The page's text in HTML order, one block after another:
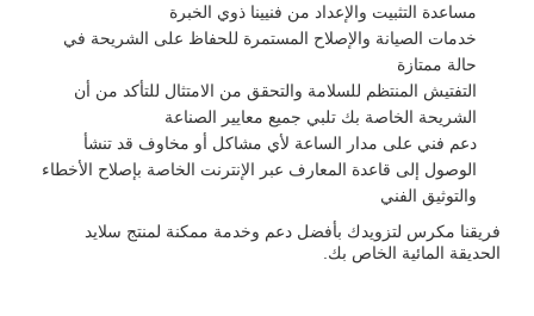
مساعدة التثبيت والإعداد من فنيينا ذوي الخبرة
خدمات الصيانة والإصلاح المستمرة للحفاظ على الشريحة في
حالة ممتازة
التفتيش المنتظم للسلامة والتحقق من الامتثال للتأكد من أن
الشريحة الخاصة بك تلبي جميع معايير الصناعة
دعم فني على مدار الساعة لأي مشاكل أو مخاوف قد تنشأ
الوصول إلى قاعدة المعارف عبر الإنترنت الخاصة بإصلاح الأخطاء
والتوثيق الفني
فريقنا مكرس لتزويدك بأفضل دعم وخدمة ممكنة لمنتج سلايد
الحديقة المائية الخاص بك.